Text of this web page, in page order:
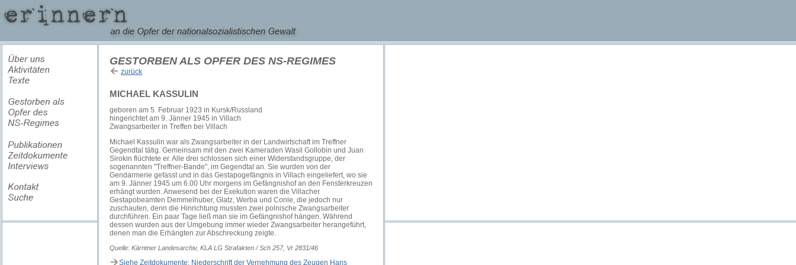
GESTORBEN ALS OPFER DES NS-REGIMES
zurück
MICHAEL KASSULIN
geboren am 5. Februar 1923 in Kursk/Russland
hingerichtet am 9. Jänner 1945 in Villach
Zwangsarbeiter in Treffen bei Villach
Michael Kassulin war als Zwangsarbeiter in der Landwirtschaft im Treffner
Gegendtal tätig. Gemeinsam mit den zwei Kameraden Wasil Gollobin und Juan
Sirokin flüchtete er. Alle drei schlossen sich einer Widerstandsgruppe, der
sogenannten "Treffner-Bande", im Gegendtal an. Sie wurden von der
Gendarmerie gefasst und in das Gestapogefängnis in Villach eingeliefert, wo sie
am 9. Jänner 1945 um 6.00 Uhr morgens im Gefängnishof an den Fensterkreuzen
erhängt wurden. Anwesend bei der Exekution waren die Villacher
Gestapobeamten Demmelhuber, Glatz, Werba und Conle, die jedoch nur
zuschauten, denn die Hinrichtung mussten zwei polnische Zwangsarbeiter
durchführen. Ein paar Tage ließ man sie im Gefängnishof hängen. Während
dessen wurden aus der Umgebung immer wieder Zwangsarbeiter herangeführt,
denen man die Erhängten zur Abschreckung zeigte.
Quelle: Kärntner Landesarchiv, KLA LG Strafakten / Sch 257, Vr 2831/46
Siehe Zeitdokumente: Niederschrift der Vernehmung des Zeugen Hans